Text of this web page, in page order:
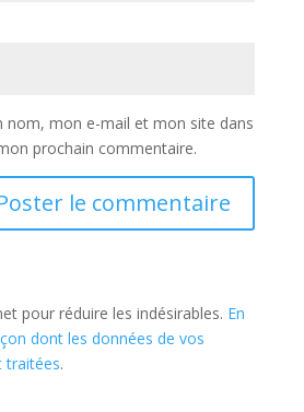
nom, mon e-mail et mon site dans
prochain commentaire.
pour réduire les indésirables. En
dont les données de vos
traitées.